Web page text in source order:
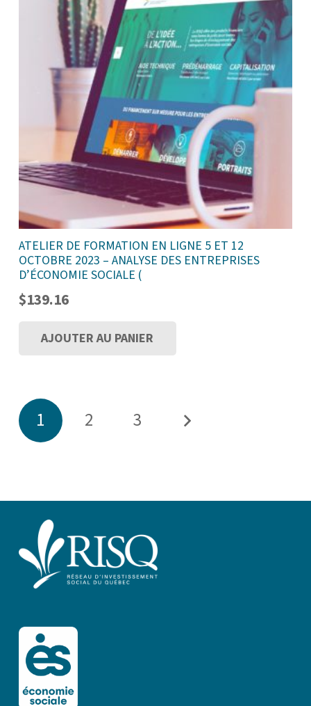
ATELIER DE FORMATION EN LIGNE 5 ET 12
OCTOBRE 2023 – ANALYSE DES ENTREPRISES
D’ÉCONOMIE SOCIALE (
$139.16
AJOUTER AU PANIER
PAGINATION
DES
PUBLICATIONS
1 2 3